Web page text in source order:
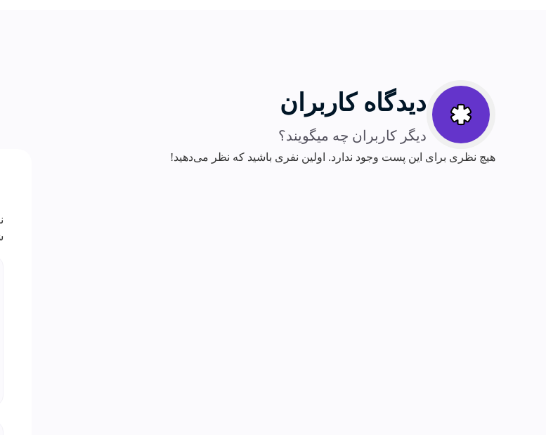
دیدگاه کاربران
دیگر کاربران چه میگویند؟
هیچ نظری برای این پست وجود ندارد. اولین نفری باشید که نظر می‌دهید!